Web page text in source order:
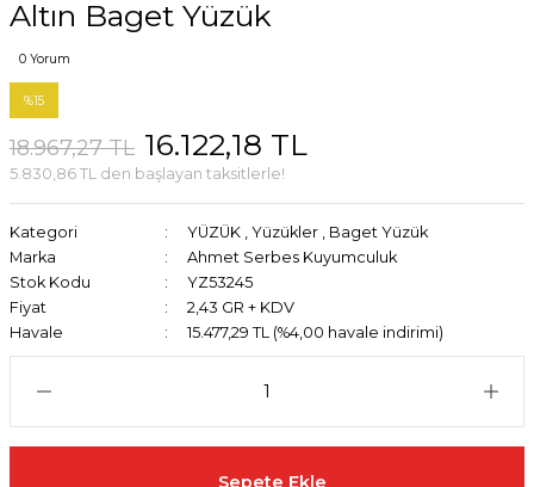
Altın Baget Yüzük
0 Yorum
%15
18.967,27 TL 16.122,18 TL
5.830,86 TL den başlayan taksitlerle!
Kategori YÜZÜK , Yüzükler , Baget Yüzük
Marka
Ahmet Serbes Kuyumculuk
Stok Kodu
YZ53245
Fiyat
2,43 GR + KDV
Havale
15.477,29 TL (%4,00 havale indirimi)
Sepete Ekle